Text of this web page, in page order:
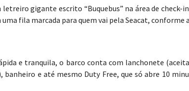
gigante escrito “Buquebus” na área de check-
fila marcada para quem vai pela Seacat, conforme
e tranquila, o barco conta com lanchonete
banheiro e até mesmo Duty Free, que só abre 10